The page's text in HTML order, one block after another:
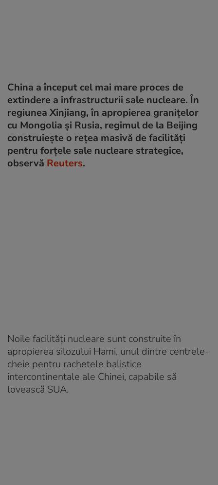
China a început cel mai mare proces de
extindere a infrastructurii sale nucleare. În
regiunea Xinjiang, în apropierea granițelor
cu Mongolia și Rusia, regimul de la Beijing
construiește o rețea masivă de facilități
pentru forțele sale nucleare strategice,
observă Reuters.
Noile facilități nucleare sunt construite în
apropierea silozului Hami, unul dintre centrele-
cheie pentru rachetele balistice
intercontinentale ale Chinei, capabile să
lovească SUA.